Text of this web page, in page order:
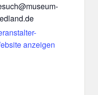
anzeigen